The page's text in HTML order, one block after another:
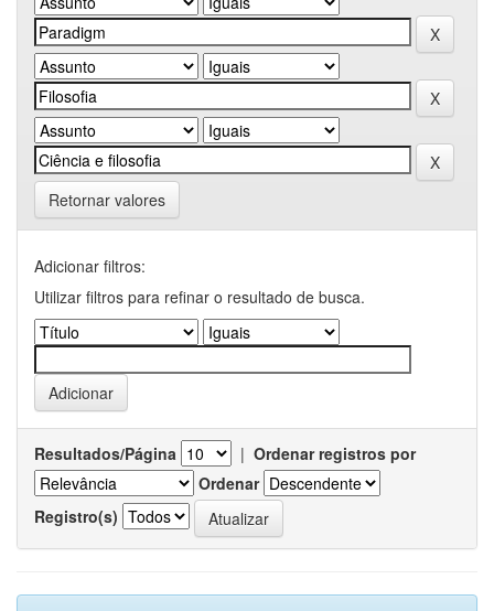
Retornar valores
Adicionar filtros:
Utilizar filtros para refinar o resultado de busca.
Resultados/Página | Ordenar registros por
Ordenar
Registro(s)